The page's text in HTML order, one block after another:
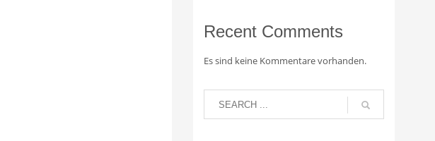
Recent Comments
Es sind keine Kommentare vorhanden.